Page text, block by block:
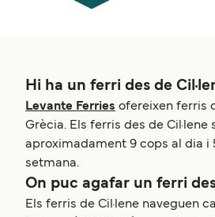
Hi ha un ferri des de
Levante Ferries ofereixen ferris
Grècia. Els ferris des de Cil·lene
aproximadament 9 cops al dia i
setmana.
On puc agafar un ferri des
Els ferris de Cil·lene naveguen